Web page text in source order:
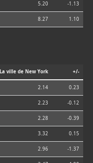
5.20 -1.13
8.27 1.10
La ville de New York +/-
2.14 0.23
2.23 -0.12
2.28 -0.39
3.32 0.15
2.96 -1.37